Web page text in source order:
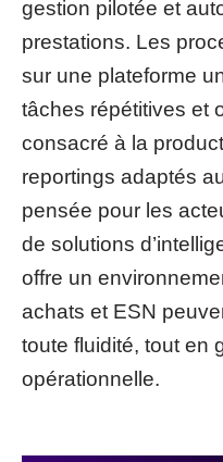
gestion pilotée et
prestations. Les
sur une plateforme
tâches répétitives et
consacré à la
reportings adaptés
pensée pour les
de solutions
offre un
achats et ESN
toute fluidité, tout en
opérationnelle.